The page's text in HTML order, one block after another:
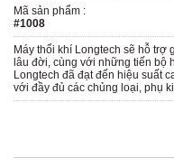
Mã sản phẩm :
#1008
Máy thổi khí Longtech sẽ hỗ
lâu đời, cùng với những tiến bộ
Longtech đã đạt đến hiệu suất
với đầy đủ các chủng loại, phụ